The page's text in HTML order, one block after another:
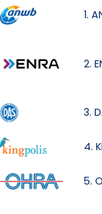
1.
2.
3.
4.
5.